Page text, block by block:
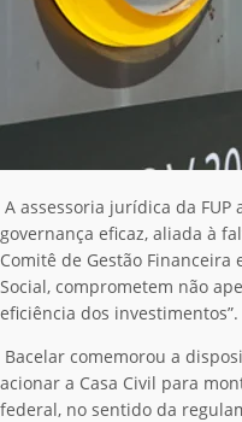
A assessoria jurídica da FUP
governança eficaz, aliada à
Comitê de Gestão
Social, comprometem não
eficiência dos investimentos”.
Bacelar comemorou a
acionar a Casa Civil para
federal, no sentido da